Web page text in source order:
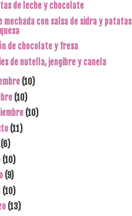
de leche y chocolate
mechada con salsa de sidra y patatas
de chocolate y fresa
de nutella, jengibre y canela
(10)
(10)
(10)
(11)
(6)
(10)
(9)
(10)
(13)